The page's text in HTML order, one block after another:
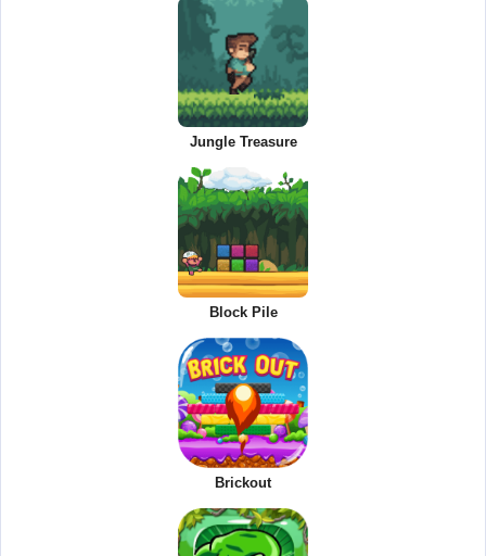
Jungle Treasure
Block Pile
Brickout